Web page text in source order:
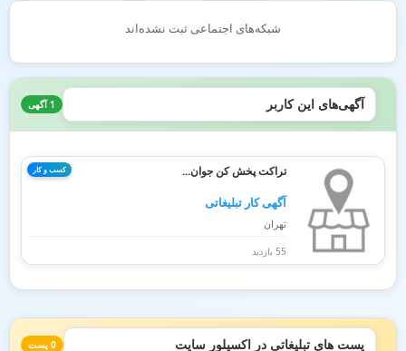
شبکه‌های اجتماعی ثبت نشده‌اند
آگهی‌های این کاربر 1 آگهی
کسب و کار تراکت پخش کن جوان...
آگهی کار تبلیغاتی
تهران
55 بازدید
پست های تبلیغاتی در اکسپلور سایت 0 پست